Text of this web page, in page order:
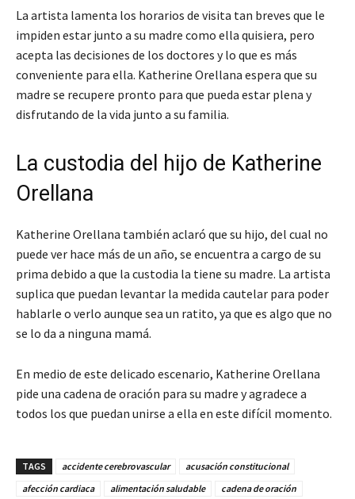
La artista lamenta los horarios de visita tan breves que le
impiden estar junto a su madre como ella quisiera, pero
acepta las decisiones de los doctores y lo que es más
conveniente para ella. Katherine Orellana espera que su
madre se recupere pronto para que pueda estar plena y
disfrutando de la vida junto a su familia.
La custodia del hijo de Katherine
Orellana
Katherine Orellana también aclaró que su hijo, del cual no
puede ver hace más de un año, se encuentra a cargo de su
prima debido a que la custodia la tiene su madre. La artista
suplica que puedan levantar la medida cautelar para poder
hablarle o verlo aunque sea un ratito, ya que es algo que no
se lo da a ninguna mamá.
En medio de este delicado escenario, Katherine Orellana
pide una cadena de oración para su madre y agradece a
todos los que puedan unirse a ella en este difícil momento.
TAGS accidente cerebrovascular
acusación constitucional
afección cardiaca
alimentación saludable
cadena de oración